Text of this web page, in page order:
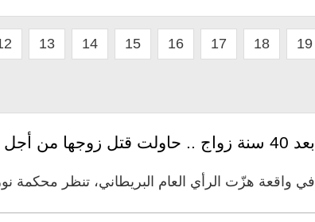
13 14 15 16 17 18 19
بعد 40 سنة زواج .. حاولت قتل زوجها من أجل كلبيها
في واقعة هزّت الرأي العام البريطاني، تنظر محكمة